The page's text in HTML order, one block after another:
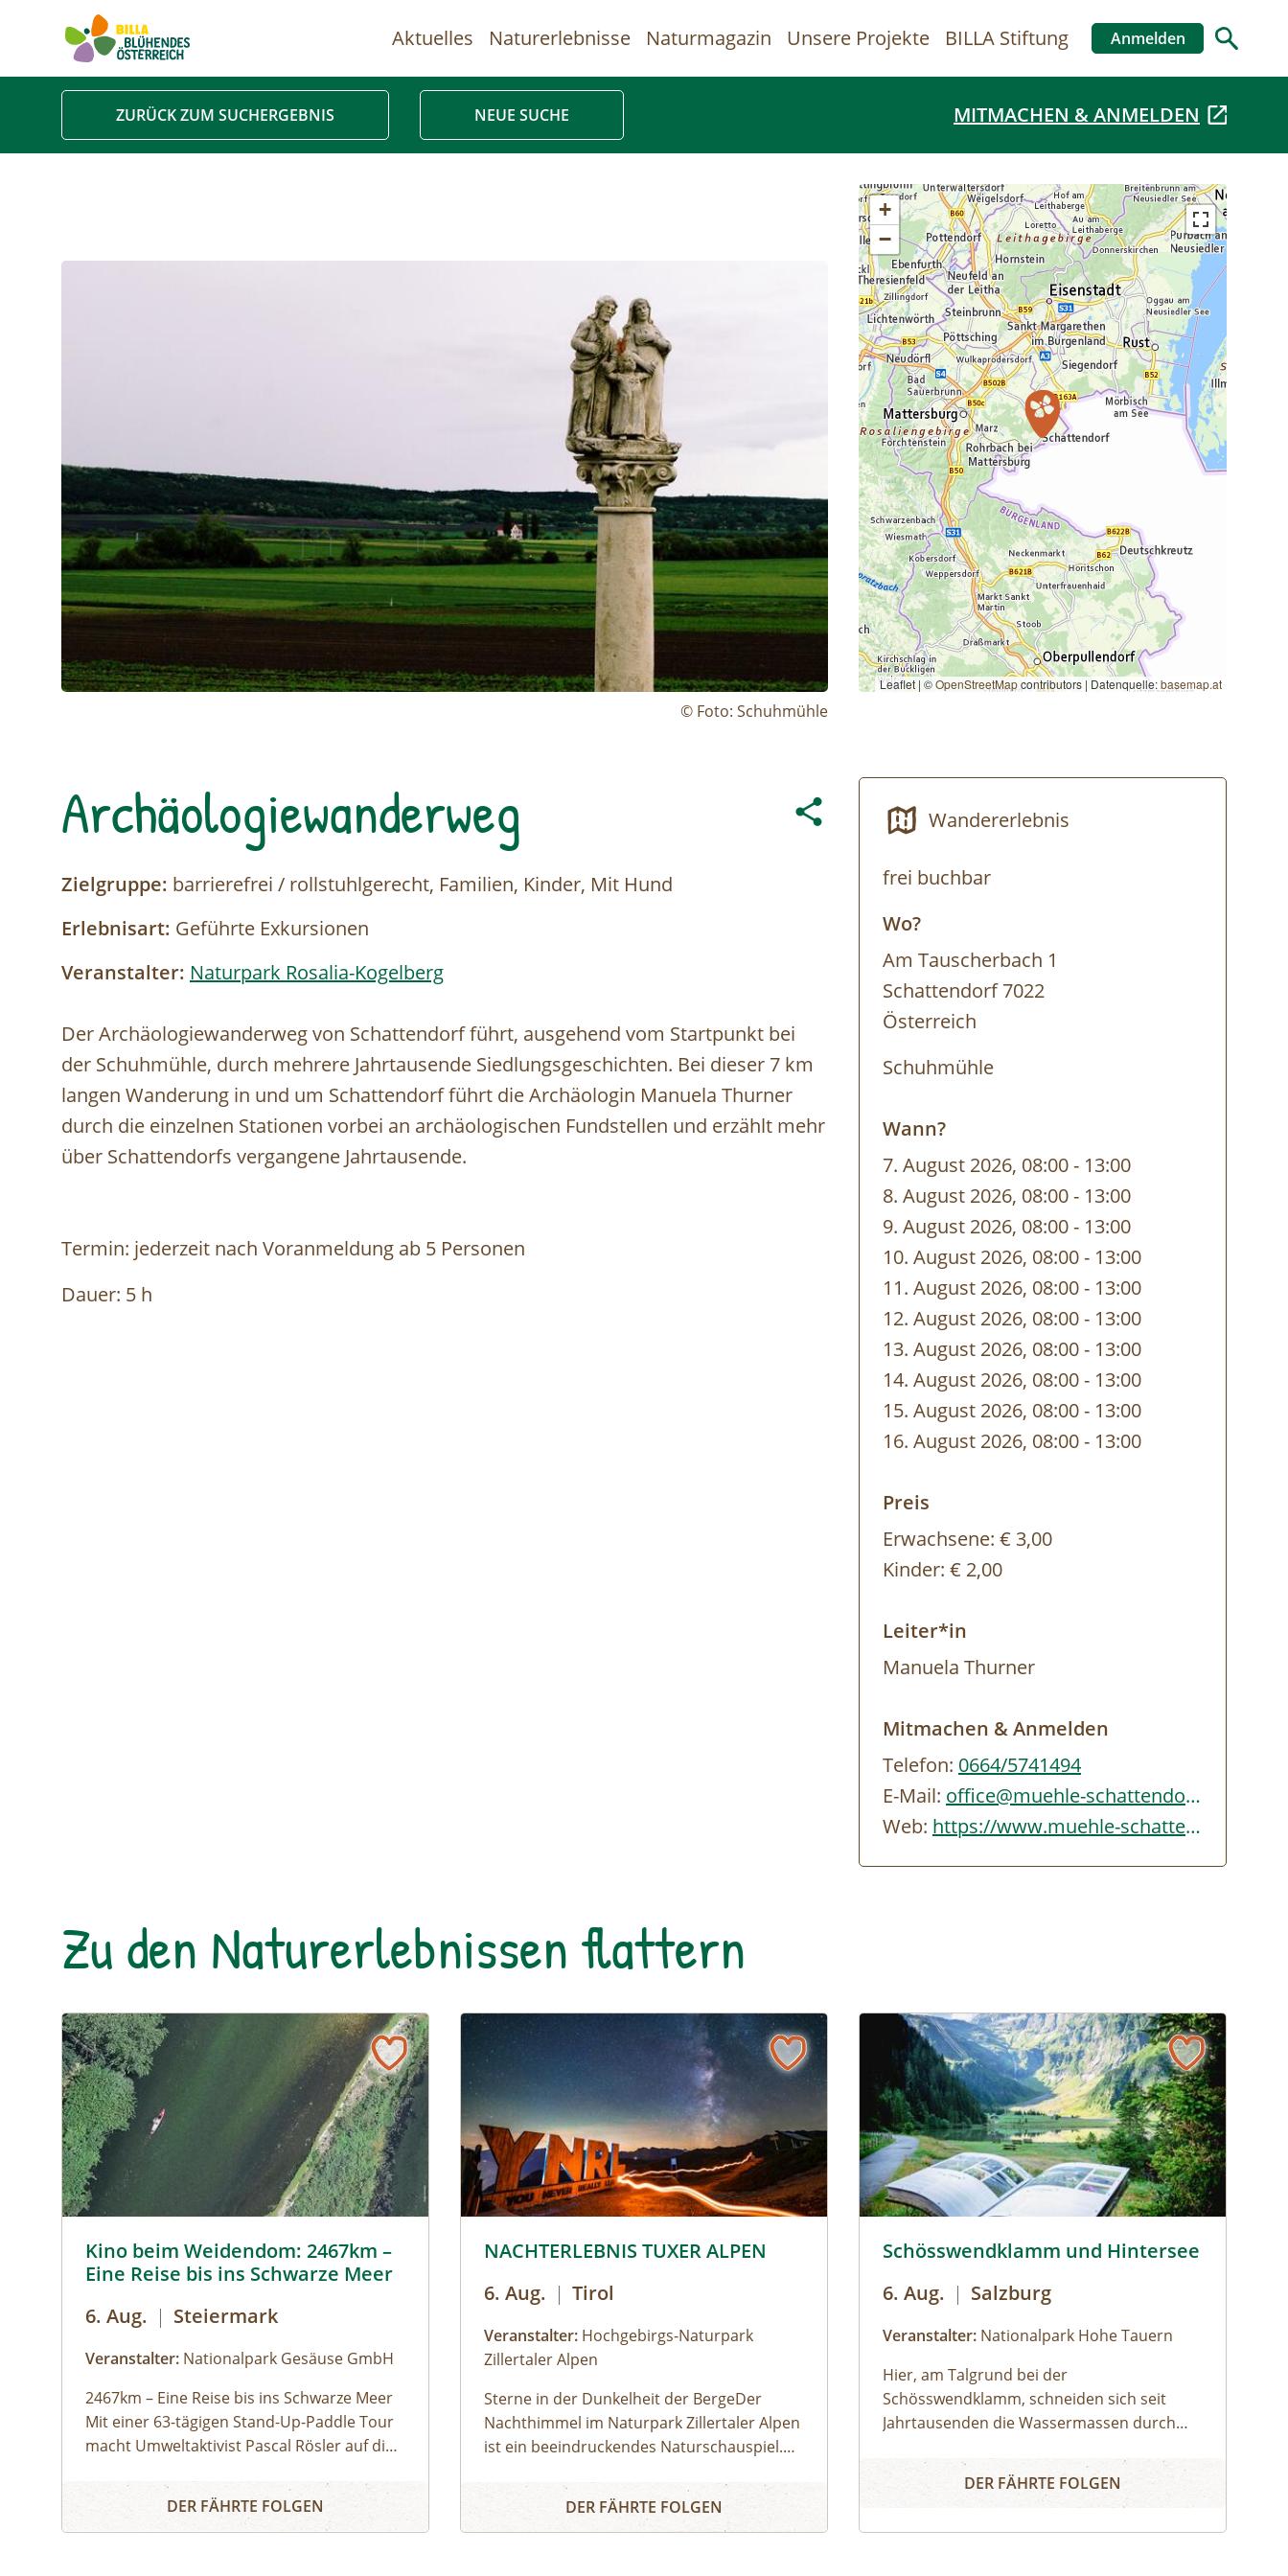
Direkt
Hauptnavigation
Aktuelles Naturerlebnisse Naturmagazin Unsere Projekte BILLA Stiftung Anmelden
ZURÜCK ZUM SUCHERGEBNIS NEUE SUCHE MITMACHEN & ANMELDEN
© Foto: Schuhmühle
+
−
Leaflet | ©OpenStreetMapcontributors | Datenquelle:basemap.at
Archäologiewanderweg
Zielgruppe: barrierefrei / rollstuhlgerecht, Familien, Kinder, Mit Hund
Erlebnisart: Geführte Exkursionen
Veranstalter: Naturpark Rosalia-Kogelberg
Der Archäologiewanderweg von Schattendorf führt, ausgehend vom Startpunkt bei
der Schuhmühle, durch mehrere Jahrtausende Siedlungsgeschichten. Bei dieser 7 km
langen Wanderung in und um Schattendorf führt die Archäologin Manuela Thurner
durch die einzelnen Stationen vorbei an archäologischen Fundstellen und erzählt mehr
über Schattendorfs vergangene Jahrtausende.
Termin: jederzeit nach Voranmeldung ab 5 Personen
Dauer: 5 h
Wandererlebnis
frei buchbar
Wo?
Am Tauscherbach 1
Schattendorf 7022
Österreich
Schuhmühle
Wann?
7. August 2026, 08:00- bis
13:00
8. August 2026, 08:00- bis
13:00
9. August 2026, 08:00- bis
13:00
10. August 2026, 08:00- bis
13:00
11. August 2026, 08:00- bis
13:00
12. August 2026, 08:00- bis
13:00
13. August 2026, 08:00- bis
13:00
14. August 2026, 08:00- bis
13:00
15. August 2026, 08:00- bis
13:00
16. August 2026, 08:00- bis
13:00
Preis
Erwachsene: € 3,00
Kinder: € 2,00
Leiter*in
Manuela Thurner
Mitmachen & Anmelden
Telefon: 0664/5741494
E-Mail:
office@muehle-schattendorf.at
Web:
https://www.muehle-schattendorf.at/index.php
Zu den Naturerlebnissen flattern
Kino beim Weidendom: 2467km –
Eine Reise bis ins Schwarze Meer
6. Aug. | Steiermark
Veranstalter: Nationalpark Gesäuse GmbH
2467km – Eine Reise bis ins Schwarze Meer
Mit einer 63-tägigen Stand-Up-Paddle Tour
macht Umweltaktivist Pascal Rösler auf die
München aus über Isar und Donau bis zum
Schwarzen Meer. Regie: Anton Zabriskie,
Kino beim Weidendom: 2467km – Eine Reise bis ins Schwarze Meer
DER FÄHRTE FOLGEN
NACHTERLEBNIS TUXER ALPEN
6. Aug. | Tirol
Veranstalter: Hochgebirgs-Naturpark
Zillertaler Alpen
Sterne in der Dunkelheit der BergeDer
Nachthimmel im Naturpark Zillertaler Alpen
ist ein beeindruckendes Naturschauspiel.
österreichweit zu den Regionen, wo man
den dunklen Nachthimmel mit seinen
NACHTERLEBNIS TUXER ALPEN
DER FÄHRTE FOLGEN
Schösswendklamm und Hintersee
6. Aug. | Salzburg
Veranstalter: Nationalpark Hohe Tauern
Hier, am Talgrund bei der
Schösswendklamm, schneiden sich seit
Jahrtausenden die Wassermassen durch
sehenswerte Erosionsformen, Kolke und
kleine Wasserfälle entstanden. Der Klamm
Schösswendklamm und Hintersee
DER FÄHRTE FOLGEN